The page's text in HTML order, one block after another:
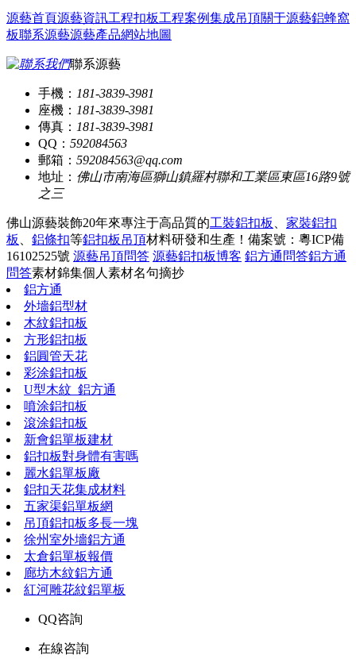
源藝首頁源藝資訊工程扣板工程案例集成吊頂關于源藝鋁蜂窩
板聯系源藝源藝產品網站地圖
聯系源藝
手機： 181-3839-3981
座機： 181-3839-3981
傳真： 181-3839-3981
QQ： 592084563
郵箱： 592084563@qq.com
地址： 佛山市南海區獅山鎮羅村聯和工業區東區16路9號
之三
佛山源藝裝飾20年來專注于高品質的工裝鋁扣板
家裝鋁扣
板
鋁條扣等鋁扣板吊頂材料研發和生產！ 備案號：粵ICP備
16102525號 源藝吊頂問答 源藝鋁扣板博客 鋁方通問答鋁方通
問答素材錦集個人素材名句摘抄
鋁方通
外墻鋁型材
木紋鋁扣板
方形鋁扣板
鋁圓管天花
彩涂鋁扣板
U型木紋_鋁方通
噴涂鋁扣板
滾涂鋁扣板
新會鋁單板建材
鋁扣板對身體有害嗎
麗水鋁單板廠
鋁扣天花集成材料
五家渠鋁單板網
吊頂鋁扣板多長一塊
徐州室外墻鋁方通
太倉鋁單板報價
廊坊木紋鋁方通
紅河雕花紋鋁單板
QQ咨詢
在線咨詢